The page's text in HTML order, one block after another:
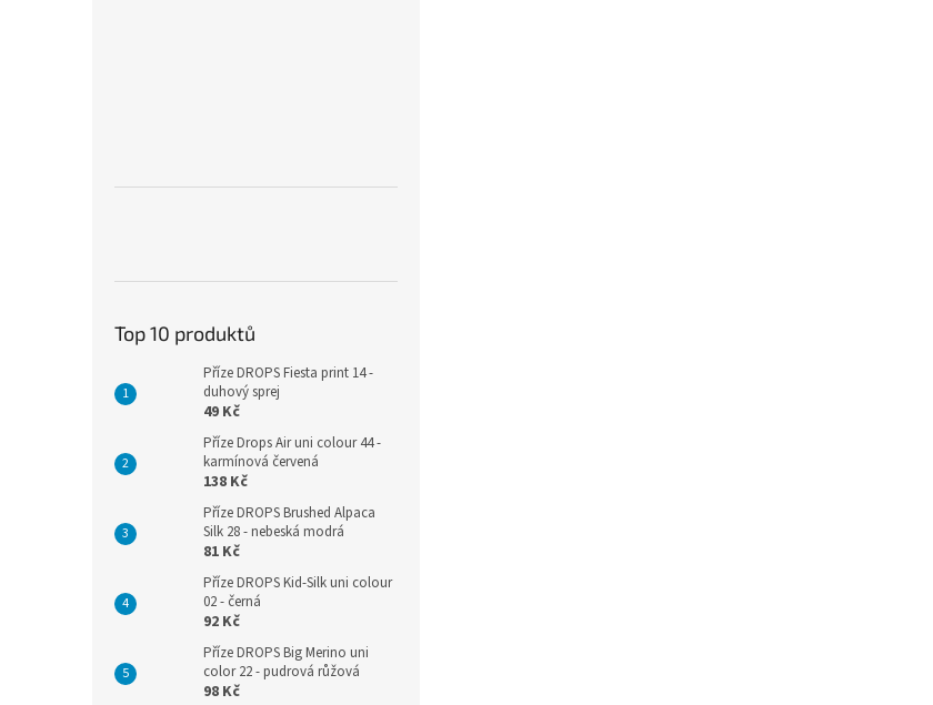
Top 10 produktů
Příze DROPS Fiesta print 14 -
duhový sprej
49 Kč
Příze Drops Air uni colour 44 -
karmínová červená
138 Kč
Příze DROPS Brushed Alpaca
Silk 28 - nebeská modrá
81 Kč
Příze DROPS Kid-Silk uni colour
02 - černá
92 Kč
Příze DROPS Big Merino uni
color 22 - pudrová růžová
98 Kč